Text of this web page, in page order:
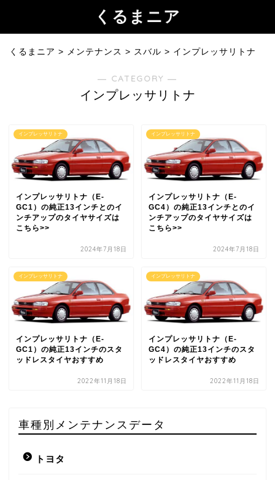
くるまニア
くるまニア > メンテナンス > スバル > インプレッサリトナ
― CATEGORY ―
インプレッサリトナ
インプレッサリトナ
インプレッサリトナ（E-
GC1）の純正13インチとのイ
ンチアップのタイヤサイズは
こちら>>
2024年7月18日
インプレッサリトナ
インプレッサリトナ（E-
GC4）の純正13インチとのイ
ンチアップのタイヤサイズは
こちら>>
2024年7月18日
インプレッサリトナ
インプレッサリトナ（E-
GC1）の純正13インチのスタ
ッドレスタイヤおすすめ
2022年11月18日
インプレッサリトナ
インプレッサリトナ（E-
GC4）の純正13インチのスタ
ッドレスタイヤおすすめ
2022年11月18日
車種別メンテナンスデータ
トヨタ